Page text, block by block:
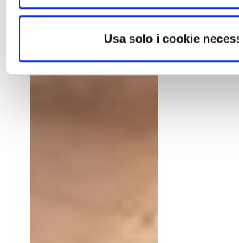
Usa solo i cookie